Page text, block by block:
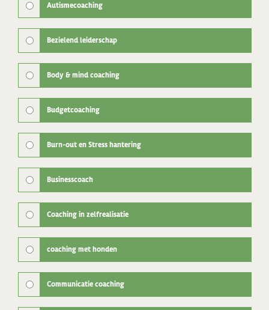
Autismecoaching
Bezielend leiderschap
Body & mind coaching
Budgetcoaching
Burn-out en Stress hantering
Businesscoach
Coaching in zelfrealisatie
coaching met honden
Communicatie coaching